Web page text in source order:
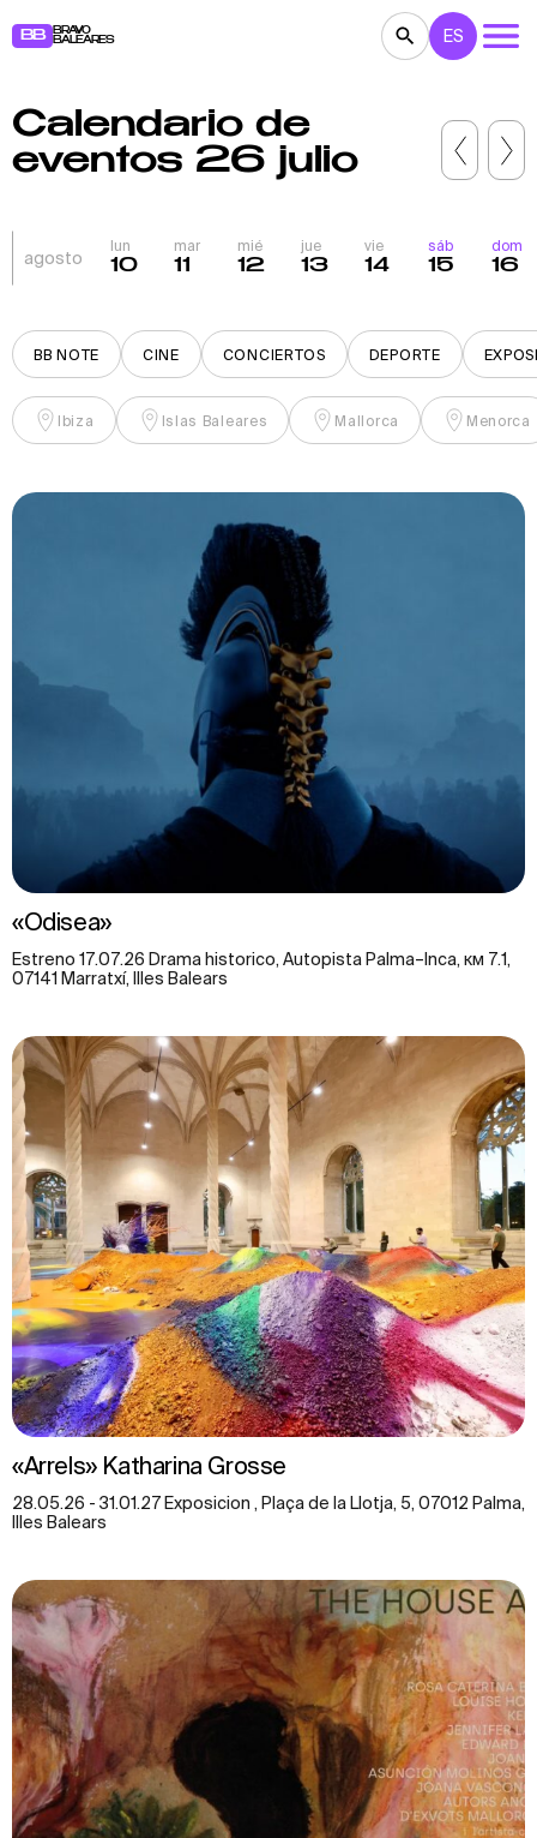
BB
BRAVO
BALEARES
CONCIERTOS TEATRO
EXPOSICIONES FESTIVALES DEPORTE
PARA NIÑOS BB NOTE
ES
Calendario de
eventos 26 julio
agosto
lun
10
mar
11
mié
12
jue
13
vie
14
sáb
15
dom
16
BB NOTE CINE CONCIERTOS DEPORTE
Ibiza Islas Baleares Mallorca Menorca
«Odisea»
Estreno 17.07.26 Drama historico, Autopista Palma–Inca, км 7.1,
07141 Marratxí, Illes Balears
«Arrels» Katharina Grosse
28.05.26 - 31.01.27 Exposicion , Plaça de la Llotja, 5, 07012 Palma,
Illes Balears